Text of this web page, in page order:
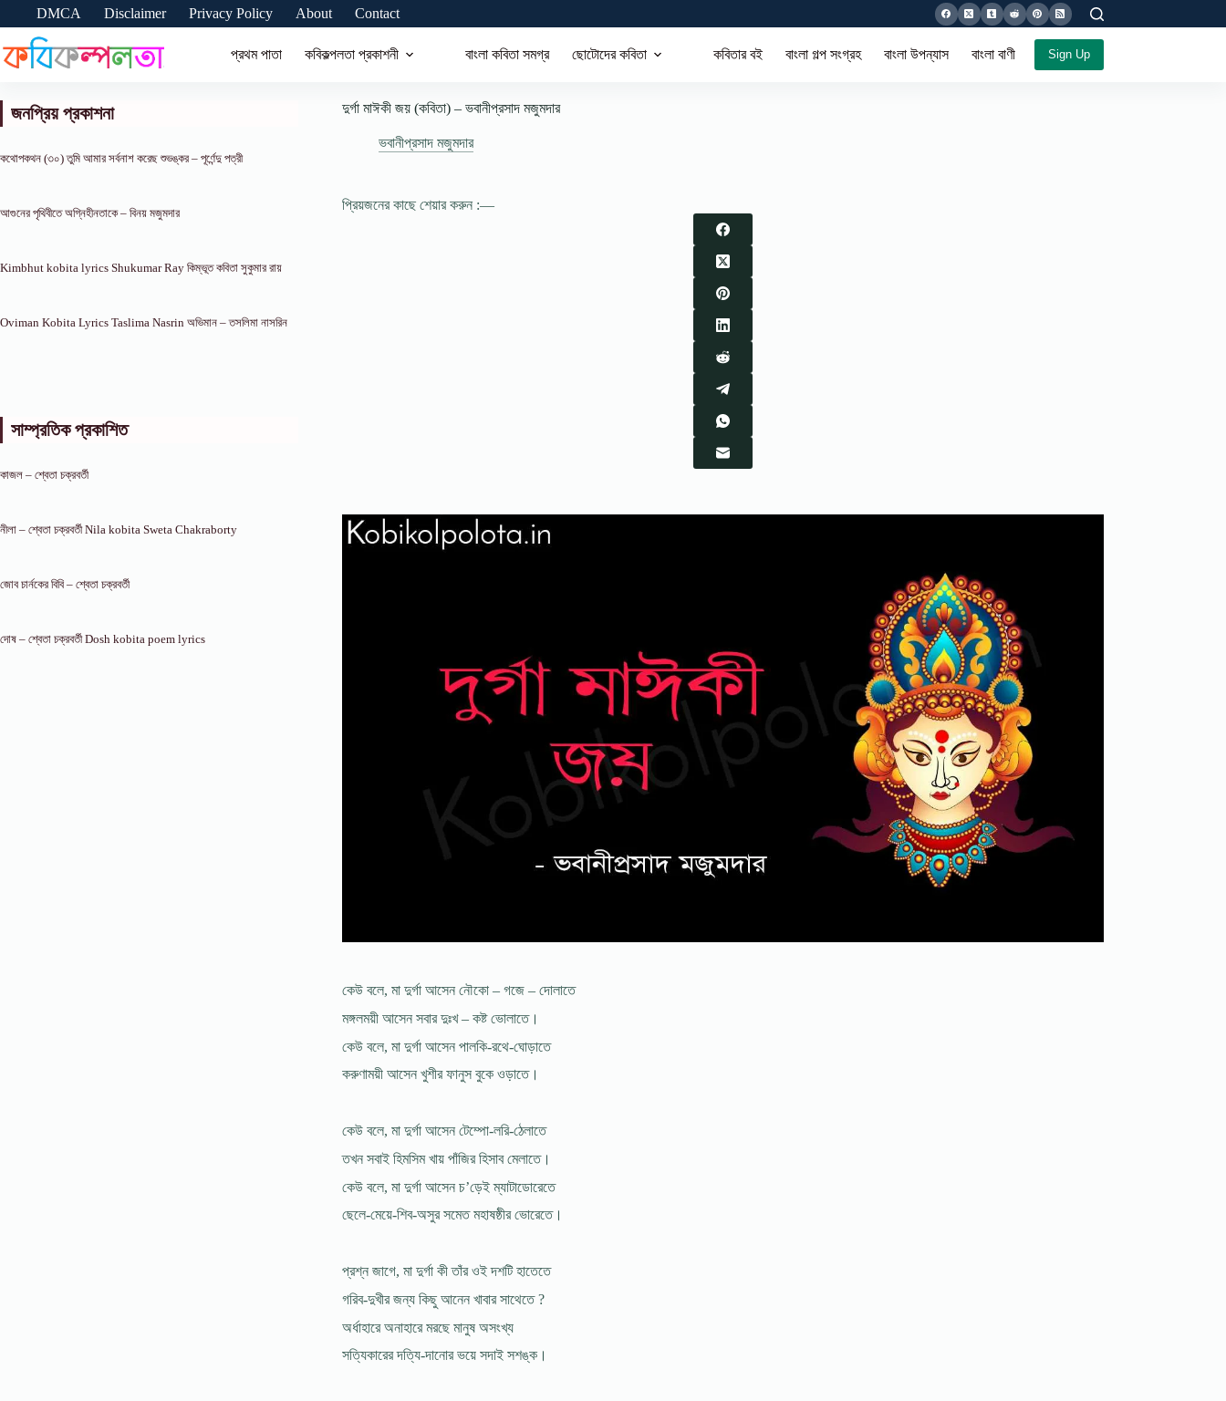
content
DMCA Disclaimer Privacy Policy About Contact
প্রথম পাতা কবিকল্পলতা প্রকাশনী বাংলা কবিতা সমগ্র ছোটোদের কবিতা কবিতার বই বাংলা গল্প সংগ্রহ বাংলা উপন্যাস বাংলা বাণী সমগ্র Sign Up
দুর্গা মাঈকী জয় (কবিতা) – ভবানীপ্রসাদ মজুমদার
ভবানীপ্রসাদ মজুমদার
প্রিয়জনের কাছে শেয়ার করুন :—
কেউ বলে, মা দুর্গা আসেন নৌকো – গজে – দোলাতে
মঙ্গলময়ী আসেন সবার দুঃখ – কষ্ট ভোলাতে।
কেউ বলে, মা দুর্গা আসেন পালকি-রথে-ঘোড়াতে
করুণাময়ী আসেন খুশীর ফানুস বুকে ওড়াতে।
কেউ বলে, মা দুর্গা আসেন টেম্পো-লরি-ঠেলাতে
তখন সবাই হিমসিম খায় পাঁজির হিসাব মেলাতে।
কেউ বলে, মা দুর্গা আসেন চ’ড়েই ম্যাটাডোরেতে
ছেলে-মেয়ে-শিব-অসুর সমেত মহাষষ্ঠীর ভোরেতে।
প্রশ্ন জাগে, মা দুর্গা কী তাঁর ওই দশটি হাতেতে
গরিব-দুখীর জন্য কিছু আনেন খাবার সাথেতে ?
অর্ধাহারে অনাহারে মরছে মানুষ অসংখ্য
সত্যিকারের দত্যি-দানোর ভয়ে সদাই সশঙ্ক।
জনপ্রিয় প্রকাশনা
কথোপকথন (৩০) তুমি আমার সর্বনাশ করেছ শুভঙ্কর – পূর্ণেন্দু পত্রী
আগুনের পৃথিবীতে অগ্নিহীনতাকে – বিনয় মজুমদার
Kimbhut kobita lyrics Shukumar Ray কিম্ভূত কবিতা সুকুমার রায়
Oviman Kobita Lyrics Taslima Nasrin অভিমান – তসলিমা নাসরিন
সাম্প্রতিক প্রকাশিত
কাজল – শ্বেতা চক্রবর্তী
নীলা – শ্বেতা চক্রবর্তী Nila kobita Sweta Chakraborty
জোব চার্নকের বিবি – শ্বেতা চক্রবর্তী
দোষ – শ্বেতা চক্রবর্তী Dosh kobita poem lyrics